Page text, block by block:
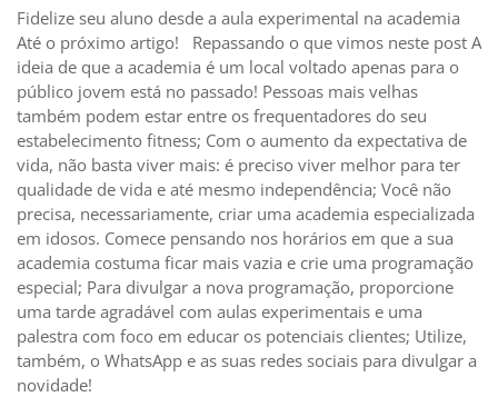
Fidelize seu aluno desde a aula experimental na academia
Até o próximo artigo! Repassando o que vimos neste post A
ideia de que a academia é um local voltado apenas para o
público jovem está no passado! Pessoas mais velhas
também podem estar entre os frequentadores do seu
estabelecimento fitness; Com o aumento da expectativa de
vida, não basta viver mais: é preciso viver melhor para ter
qualidade de vida e até mesmo independência; Você não
precisa, necessariamente, criar uma academia especializada
em idosos. Comece pensando nos horários em que a sua
academia costuma ficar mais vazia e crie uma programação
especial; Para divulgar a nova programação, proporcione
uma tarde agradável com aulas experimentais e uma
palestra com foco em educar os potenciais clientes; Utilize,
também, o WhatsApp e as suas redes sociais para divulgar a
novidade!